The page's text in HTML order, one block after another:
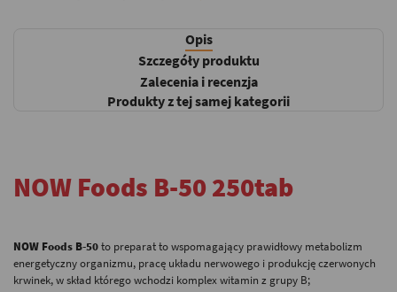
Opis
Szczegóły produktu
Zalecenia i recenzja
Produkty z tej samej kategorii
NOW Foods B-50 250tab
NOW Foods B-50to preparat to wspomagający prawidłowy metabolizm
energetyczny organizmu, pracę układu nerwowego i produkcję czerwonych
krwinek, w skład którego wchodzi komplex witamin z grupy B;